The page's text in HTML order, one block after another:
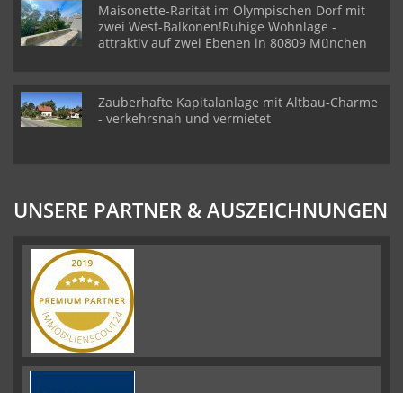
Maisonette-Rarität im Olympischen Dorf mit
zwei West-Balkonen!Ruhige Wohnlage -
attraktiv auf zwei Ebenen in 80809 München
Zauberhafte Kapitalanlage mit Altbau-Charme
- verkehrsnah und vermietet
UNSERE PARTNER & AUSZEICHNUNGEN